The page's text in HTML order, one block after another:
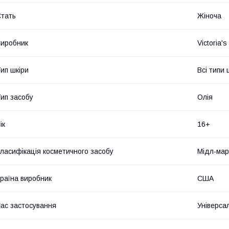
Жіноча
Victoria's
шкіри Всі типи
засобу Олія
16+
косметичного засобу Мідл-
виробник США
застосування